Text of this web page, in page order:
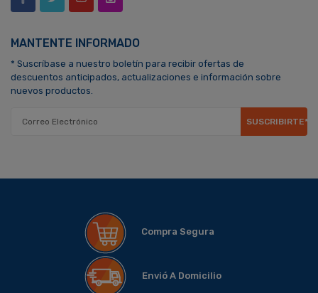
MANTENTE INFORMADO
* Suscríbase a nuestro boletín para recibir ofertas de
descuentos anticipados, actualizaciones e información sobre
nuevos productos.
SUSCRIBIRTE*
Compra Segura
Envió A Domicilio